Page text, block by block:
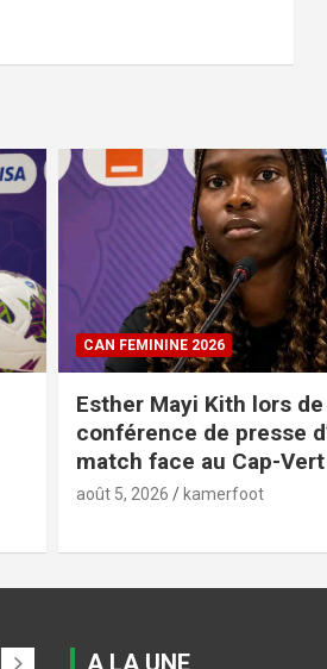
CAN FEMININE 2026
CAN Féminine 2026 :
du Sud et la Côte
assurent l’essentiel et
les quarts
A LA UNE